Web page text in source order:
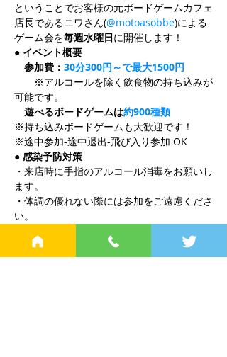
ということでお客様の元ボードゲームカフェ
店長であるニワさん(@motoasobbe)による
ゲーム会を毎週水曜日に開催します！
● イベント概要
参加費： 30分300円～で最大1500円
※アルコールを除く飲食物の持ち込みが
可能です。
遊べるボードゲームは約900種類
※持ち込みボードゲームも大歓迎です！
※途中参加-途中退出-飛び入り参加 OK
● 感染予防対策
・来店時に手指のアルコール消毒をお願いし
ます。
・体調の優れない際には参加をご遠慮くださ
い。